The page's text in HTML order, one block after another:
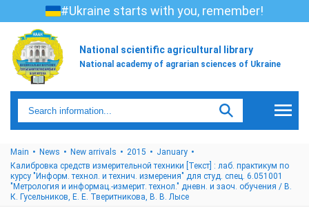
#Ukraine starts with you, remember!
National scientific agricultural library
National academy of agrarian sciences of Ukraine
Main News New arrivals 2015
January
Калибровка средств измерительной техники [Текст] : лаб. практикум по
курсу "Информ. технол. и технич. измерения" для студ. спец. 6.051001
"Метрология и информац.-измерит. технол." дневн. и заоч. обучения / В.
К. Гусельников, Е. Е. Тверитникова, В. В. Лысе